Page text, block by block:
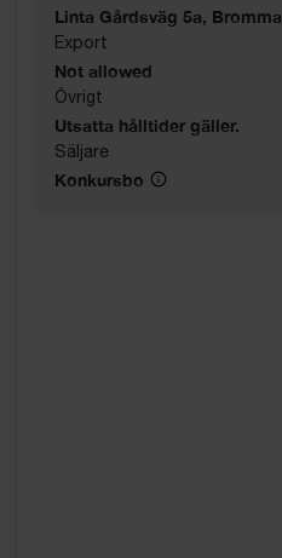
Linta Gårdsväg 5a, Bromma
Export
Not allowed
Övrigt
Utsatta hålltider gäller.
Säljare
Konkursbo